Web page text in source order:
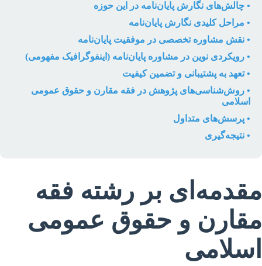
• چالش‌های نگارش پایان‌نامه در این حوزه
• مراحل کلیدی نگارش پایان‌نامه
• نقش مشاوره تخصصی در موفقیت پایان‌نامه
• رویکردی نوین در مشاوره پایان‌نامه (اینفوگرافیک مفهومی)
• تعهد به پشتیبانی و تضمین کیفیت
• روش‌شناسی‌های پژوهش در فقه مقارن و حقوق عمومی
اسلامی
• پرسش‌های متداول
• نتیجه‌گیری
مقدمه‌ای بر رشته فقه
مقارن و حقوق عمومی
اسلامی